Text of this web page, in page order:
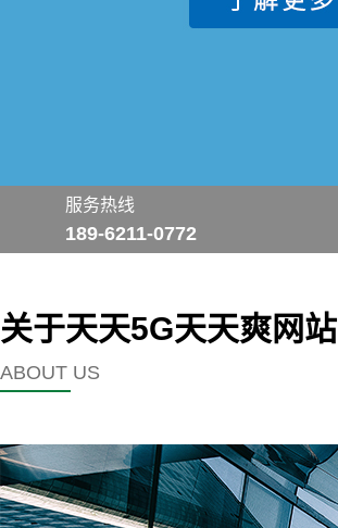
服务热线
189-6211-0772
关于天天5G天天爽网站
ABOUT US